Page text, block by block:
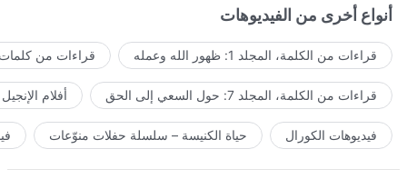
أنواع أخرى من الفيديوهات
قراءات من الكلمة، المجلد 1: ظهور الله وعمله قراءات من كلمات
قراءات من الكلمة، المجلد 7: حول السعي إلى الحق أفلام الإنجيل
فيديوهات الكورال حياة الكنيسة – سلسلة حفلات منوّعات